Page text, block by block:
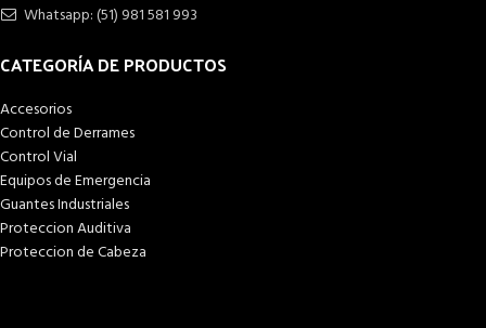
Whatsapp: (51) 981 581 993
CATEGORÍA DE PRODUCTOS
Accesorios
Control de Derrames
Control Vial
Equipos de Emergencia
Guantes Industriales
Proteccion Auditiva
Proteccion de Cabeza